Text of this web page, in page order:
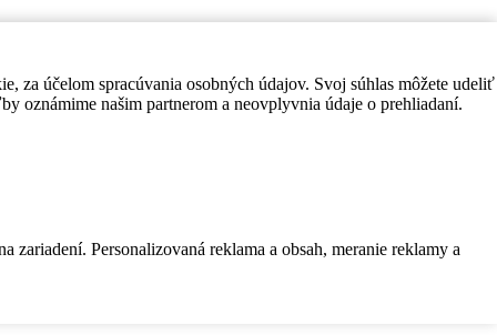
za účelom spracúvania osobných údajov. Svoj súhlas môžete udeliť
oznámime našim partnerom a neovplyvnia údaje o prehliadaní.
Personalizovaná reklama a obsah, meranie reklamy a